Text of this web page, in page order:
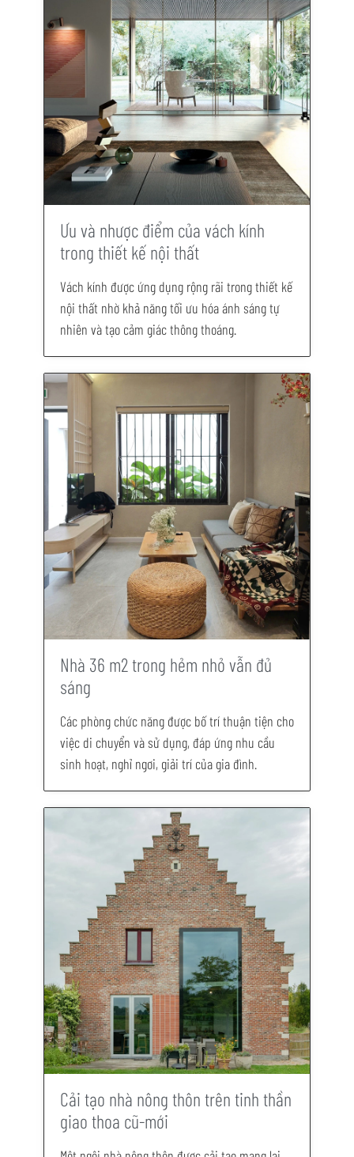
Ưu và nhược điểm của vách kính
trong thiết kế nội thất
Vách kính được ứng dụng rộng rãi trong thiết kế
nội thất nhờ khả năng tối ưu hóa ánh sáng tự
nhiên và tạo cảm giác thông thoáng.
Nhà 36 m2 trong hẻm nhỏ vẫn đủ
sáng
Các phòng chức năng được bố trí thuận tiện cho
việc di chuyển và sử dụng, đáp ứng nhu cầu
sinh hoạt, nghỉ ngơi, giải trí của gia đình.
Cải tạo nhà nông thôn trên tinh thần
giao thoa cũ-mới